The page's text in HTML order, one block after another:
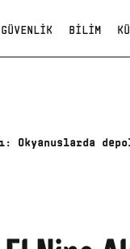
GÜVENLIK BILIM
Okyanuslarda